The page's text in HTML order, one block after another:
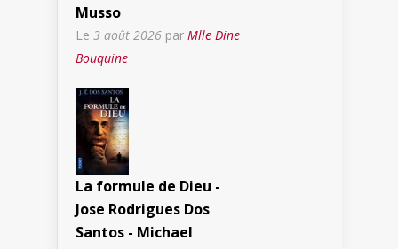
Musso
Le 3 août 2026 par Mlle Dine
Bouquine
La formule de Dieu -
Jose Rodrigues Dos
Santos - Michael